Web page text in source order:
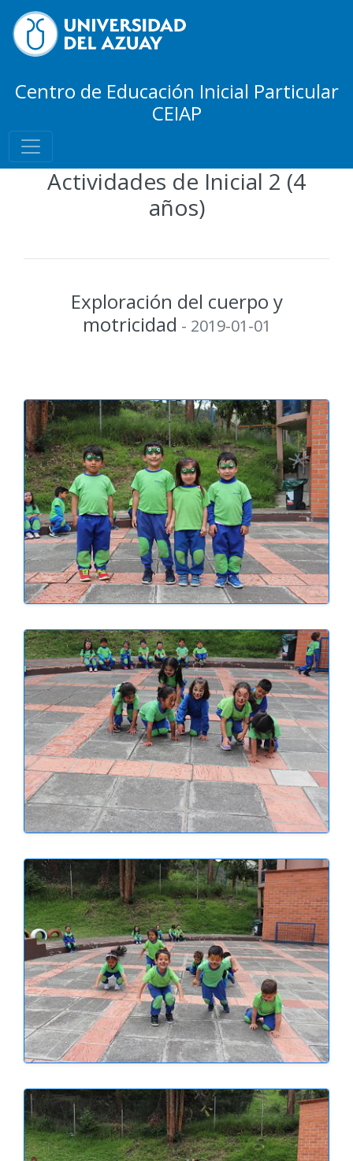
Centro de Educación Inicial Particular
CEIAP
Actividades de Inicial 2 (4
años)
Exploración del cuerpo y
motricidad - 2019-01-01